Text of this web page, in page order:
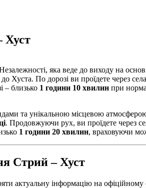
Хуст
яка веде до виходу на
Хуста. По дорозі ви проїдете через села
– близько 1 години 10 хвилин при
та унікальною місцевою
. Продовжуючи рух, ви проїдете через
1 години 20 хвилин, враховуючи
Стрий – Хуст
актуальну інформацію на офіційному